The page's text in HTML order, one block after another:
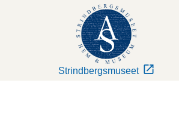
Strindbergsmuseet